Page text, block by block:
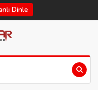
Dinle